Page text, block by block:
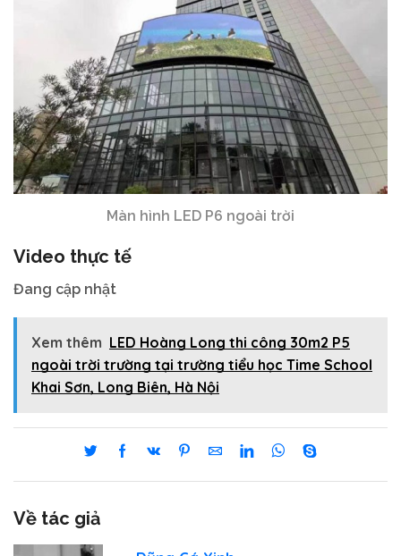
Màn hình LED P6 ngoài trời
Video thực tế
Đang cập nhật
Xem thêm LED Hoàng Long thi công 30m2 P5
ngoài trời trường tại trường tiểu học Time School
Khai Sơn, Long Biên, Hà Nội
Về tác giả